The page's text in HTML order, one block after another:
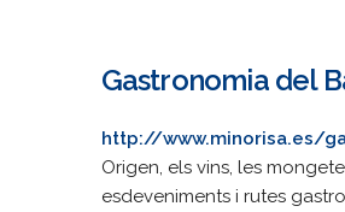
Gastronomia del
http://www.minorisa.es/
Origen, els vins, les
esdeveniments i rutes